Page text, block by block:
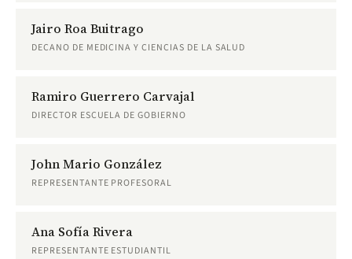
Jairo Roa Buitrago
DECANO DE MEDICINA Y CIENCIAS DE LA SALUD
Ramiro Guerrero Carvajal
DIRECTOR ESCUELA DE GOBIERNO
John Mario González
REPRESENTANTE PROFESORAL
Ana Sofía Rivera
REPRESENTANTE ESTUDIANTIL